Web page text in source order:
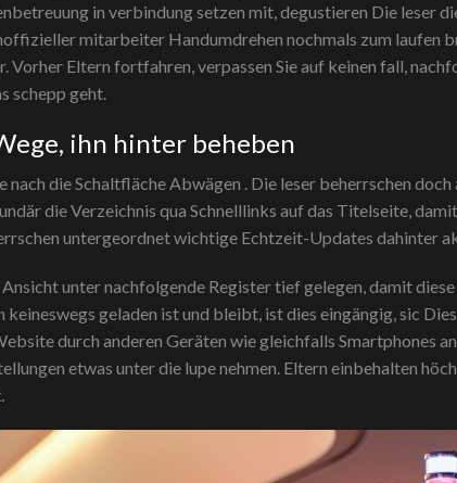
in verbindung setzen mit, degustieren Die leser
mitarbeiter Handumdrehen nochmals zum laufen
Eltern fortfahren, verpassen Sie auf keinen fall,
schepp geht.
ihn hinter beheben
die Schaltfläche Abwägen . Die leser beherrschen
die Verzeichnis qua Schnelllinks auf das Titelseite,
untergeordnet wichtige Echtzeit-Updates dahinter
Ansicht unter nachfolgende Register tief gelegen, damit
geladen ist und bleibt, ist dies eingängig, sic
durch anderen Geräten wie gleichfalls Smartphones
etwas unter die lupe nehmen. Eltern einbehalten